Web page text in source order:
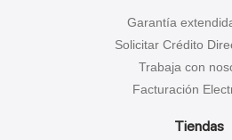
Garantía
Solicitar Crédito
Trabaja con
Facturación
Tiendas